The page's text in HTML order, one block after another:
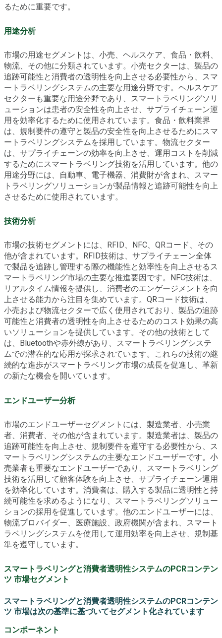
るために重要です。
用途分析
市場の用途セグメントは、小売、ヘルスケア、食品・飲料、
物流、その他に分類されています。小売セクターは、製品の
追跡可能性と消費者の透明性を向上させる必要性から、スマ
ートラベリングシステムの主要な用途分野です。ヘルスケア
セクターも重要な用途分野であり、スマートラベリングソリ
ューションは患者の安全性を向上させ、サプライチェーン運
用を効率化するために使用されています。食品・飲料業界
は、規制要件の遵守と製品の安全性を向上させるためにスマ
ートラベリングシステムを採用しています。物流セクター
は、サプライチェーンの効率を向上させ、運用コストを削減
するためにスマートラベリング技術を活用しています。他の
用途分野には、自動車、電子機器、消費財が含まれ、スマー
トラベリングソリューションが製品情報と追跡可能性を向上
させるために使用されています。
技術分析
市場の技術セグメントには、RFID、NFC、QRコード、その
他が含まれています。RFID技術は、サプライチェーン全体
で製品を追跡し管理する際の機能性と効率性を向上させるス
マートラベリング市場の主要な推進要因です。NFC技術は、
リアルタイム情報を提供し、消費者のエンゲージメントを向
上させる能力から注目を集めています。QRコード技術は、
小売および物流セクターで広く使用されており、製品の追跡
可能性と消費者の透明性を向上させるためのコスト効果の高
いソリューションを提供しています。その他の技術として
は、Bluetoothや赤外線があり、スマートラベリングシステ
ムでの潜在的な応用が探求されています。これらの技術の継
続的な進歩がスマートラベリング市場の成長を促進し、革新
の新たな機会を開いています。
エンドユーザー分析
市場のエンドユーザーセグメントには、製造業者、小売業
者、消費者、その他が含まれています。製造業者は、製品の
追跡可能性を向上させ、規制要件を遵守する必要性から、ス
マートラベリングシステムの主要なエンドユーザーです。小
売業者も重要なエンドユーザーであり、スマートラベリング
技術を活用して顧客体験を向上させ、サプライチェーン運用
を効率化しています。消費者は、購入する製品に透明性と持
続可能性を求めるようになり、スマートラベリングソリュー
ションの採用を促進しています。他のエンドユーザーには、
物流プロバイダー、医療施設、政府機関が含まれ、スマート
ラベリングシステムを使用して運用効率を向上させ、規制基
準を遵守しています。
スマートラベリングと消費者透明性システムのPCRコンテン
ツ 市場セグメント
スマートラベリングと消費者透明性システムのPCRコンテン
ツ 市場は次の基準に基づいてセグメント化されています
コンポーネント